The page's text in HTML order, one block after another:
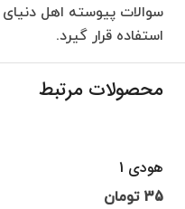
سوالات پیوسته اهل
استفاده قرار گیرد.
محصولات مرتبط
هودی 1
35 تومان